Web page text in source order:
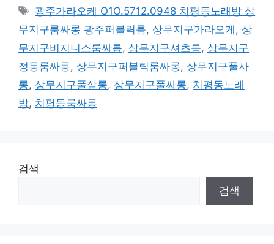
리
태
그
광주가라오케 O1O.5712.0948 치평동노래방 상
무지구룸싸롱 광주퍼블릭룸, 상무지구가라오케 , 상
무지구비지니스룸싸롱, 상무지구셔츠룸, 상무지구
정통룸싸롱, 상무지구퍼블릭룸싸롱, 상무지구풀사
롱, 상무지구풀살롱, 상무지구풀싸롱, 치평동노래
방, 치평동룸싸롱
검색
검색